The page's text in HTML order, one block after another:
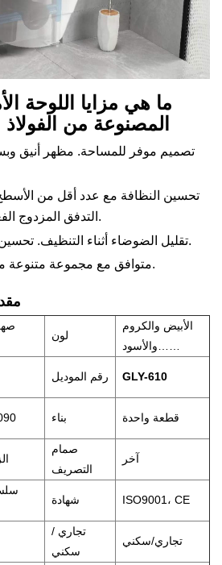
ما هي مزايا اللوحة
المصنوعة من
التدفق المزدوج الفعالة للحفاظ على المياه.
3. تقليل الضوضاء أثناء التنظيف. تحسين المتانة وطول العمر.
متوافق مع مجموعة متنوعة من تصميمات المراحيض.
لون
الأبيض والكروم
رقم الموديل GLY-610
بناء قطعة واحدة
صمام
التصريف
آخر
شهادة ISO9001، CE
تجاري /
سكني
تجاري/سكني